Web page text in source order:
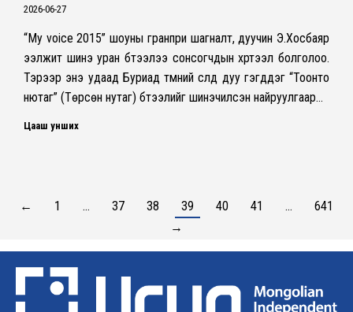
2026-06-27
​“My voice 2015” шоуны гранпри шагналт, дуучин Э.Хосбаяр
ээлжит шинэ уран бүтээлээ сонсогчдын хүртээл болголоо.
Тэрээр энэ удаад Буриад түмний сүлд дуу гэгддэг “Тоонто
нютаг” (Төрсөн нутаг) бүтээлийг шинэчилсэн найруулгаар…
Цааш унших
← 1 … 37 38 39 40 41 …
641
→